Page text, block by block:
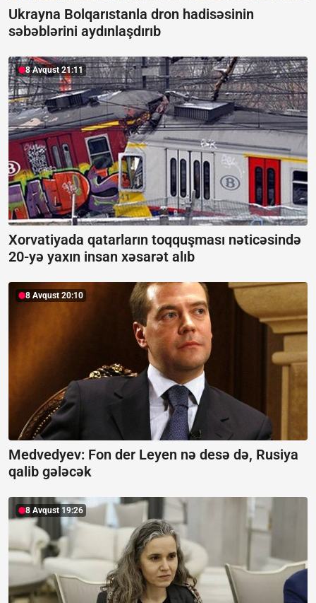
Ukrayna Bolqarıstanla dron hadisəsinin
səbəblərini aydınlaşdırıb
8 Avqust 21:11
Xorvatiyada qatarların toqquşması nəticəsində
20-yə yaxın insan xəsarət alıb
8 Avqust 20:10
Medvedyev: Fon der Leyen nə desə də, Rusiya
qalib gələcək
8 Avqust 19:26